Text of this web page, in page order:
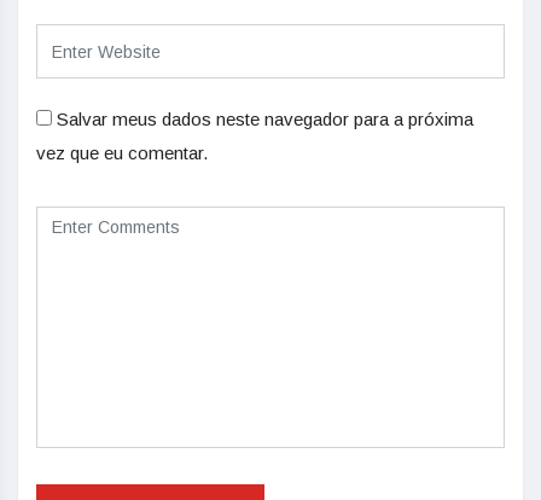
Salvar meus dados neste navegador para a próxima
vez que eu comentar.